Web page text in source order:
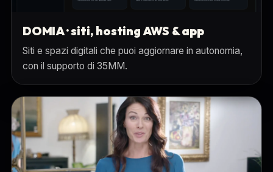
DOMIA · siti, hosting AWS & app
Siti e spazi digitali che puoi aggiornare in autonomia,
con il supporto di 35MM.